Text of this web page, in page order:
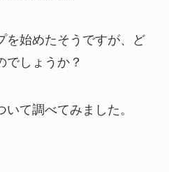
を始めたそうですが、ど
でしょうか？
て調べてみました。